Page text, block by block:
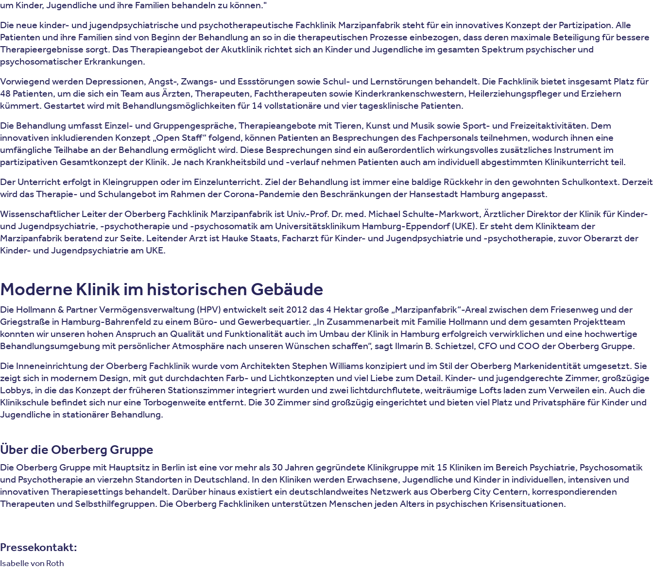
um Kinder, Jugendliche und ihre Familien behandeln zu können."
Die neue kinder- und jugendpsychiatrische und psychotherapeutische Fachklinik Marzipanfabrik steht für ein innovatives Konzept der Partizipation. Alle
Patienten und ihre Familien sind von Beginn der Behandlung an so in die therapeutischen Prozesse einbezogen, dass deren maximale Beteiligung für bessere
Therapieergebnisse sorgt. Das Therapieangebot der Akutklinik richtet sich an Kinder und Jugendliche im gesamten Spektrum psychischer und
psychosomatischer Erkrankungen.
Vorwiegend werden Depressionen, Angst-, Zwangs- und Essstörungen sowie Schul- und Lernstörungen behandelt. Die Fachklinik bietet insgesamt Platz für
48 Patienten, um die sich ein Team aus Ärzten, Thera­peuten, Fachtherapeuten sowie Kinderkrankenschwestern, Heilerziehungspfleger und Erziehern
kümmert. Gestartet wird mit Behandlungsmöglichkeiten für 14 vollstationäre und vier tagesklinische Patienten.
Die Behandlung umfasst Einzel- und Gruppengespräche, Therapieangebote mit Tieren, Kunst und Musik sowie Sport- und Freizeitaktivitäten. Dem
innovativen inkludierenden Konzept „Open Staff“ folgend, können Patienten an Besprechungen des Fachpersonals teilnehmen, wodurch ihnen eine
umfängliche Teilhabe an der Behandlung ermöglicht wird. Diese Besprechungen sind ein außeror­dentlich wirkungsvolles zusätzliches Instrument im
partizipativen Gesamtkonzept der Klinik. Je nach Krankheitsbild und -verlauf nehmen Patienten auch am individuell abgestimmten Klinikunterricht teil.
Der Unterricht erfolgt in Kleingruppen oder im Einzelunterricht. Ziel der Behandlung ist immer eine baldige Rückkehr in den gewohnten Schulkontext. Derzeit
wird das Therapie- und Schulangebot im Rahmen der Corona-Pandemie den Beschränkungen der Hansestadt Hamburg angepasst.
Wissenschaftlicher Leiter der Oberberg Fachklinik Marzipanfabrik ist Univ.-Prof. Dr. med. Michael Schulte-Markwort, Ärztlicher Direktor der Klinik für Kinder-
und Jugendpsychiatrie, -psychotherapie und -psychosomatik am Universitätsklinikum Hamburg-Eppendorf (UKE). Er steht dem Klinikteam der
Marzipanfabrik beratend zur Seite. Leitender Arzt ist Hauke Staats, Facharzt für Kinder- und Jugendpsychiatrie und -psychotherapie, zuvor Oberarzt der
Kinder- und Jugendpsychiatrie am UKE.
Moderne Klinik im historischen Gebäude
Die Hollmann & Partner Vermögensverwaltung (HPV) entwickelt seit 2012 das 4 Hektar große „Marzipanfabrik“-Areal zwischen dem Friesenweg und der
Griegstraße in Hamburg-Bahrenfeld zu einem Büro- und Gewerbequartier. „In Zusammenarbeit mit Familie Hollmann und dem gesamten Projektteam
konnten wir unseren hohen Anspruch an Qualität und Funktionalität auch im Umbau der Klinik in Hamburg erfolgreich verwirklichen und eine hochwertige
Behandlungsumgebung mit persönlicher Atmosphäre nach unseren Wünschen schaffen“, sagt Ilmarin B. Schietzel, CFO und COO der Oberberg Gruppe.
Die Inneneinrichtung der Oberberg Fachklinik wurde vom Architekten Stephen Williams konzipiert und im Stil der Oberberg Markenidentität umgesetzt. Sie
zeigt sich in modernem Design, mit gut durch­dachten Farb- und Lichtkonzepten und viel Liebe zum Detail. Kinder- und jugendgerechte Zimmer, großzügige
Lobbys, in die das Konzept der früheren Stationszimmer integriert wurden und zwei licht­durchflutete, weiträumige Lofts laden zum Verweilen ein. Auch die
Klinikschule befindet sich nur eine Torbogenweite entfernt. Die 30 Zimmer sind großzügig eingerichtet und bieten viel Platz und Privatsphäre für Kinder und
Jugendliche in stationärer Behandlung.
Über die Oberberg Gruppe
Die Oberberg Gruppe mit Hauptsitz in Berlin ist eine vor mehr als 30 Jahren gegründete Klinikgruppe mit 15 Kliniken im Bereich Psychiatrie, Psychosomatik
und Psychotherapie an vierzehn Standorten in Deutschland. In den Kliniken werden Erwachsene, Jugendliche und Kinder in individuellen, intensiven und
innovativen Therapiesettings behandelt. Darüber hinaus existiert ein deutschlandweites Netzwerk aus Oberberg City Centern, korrespondierenden
Therapeuten und Selbsthilfegruppen. Die Oberberg Fachkliniken unterstützen Menschen jeden Alters in psychischen Krisensituationen.
Pressekontakt:
Isabelle von Roth